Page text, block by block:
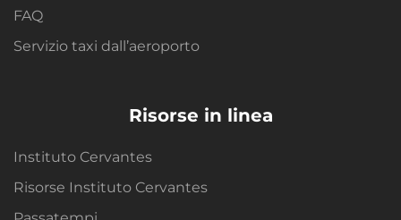
FAQ
Servizio taxi dall’aeroporto
Risorse in linea
Instituto Cervantes
Risorse Instituto Cervantes